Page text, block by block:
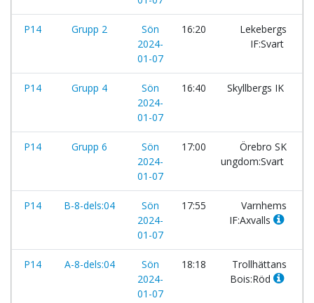
P14 Grupp 2
Sön
2024-
01-07
16:20
Lekebergs
IF:Svart
P14 Grupp 4
Sön
2024-
01-07
16:40 Skyllbergs IK
P14 Grupp 6
Sön
2024-
01-07
17:00
Örebro SK
ungdom:Svart
P14 B-8-dels:04
Sön
2024-
01-07
17:55
Varnhems
IF:Axvalls
P14 A-8-dels:04
Sön
2024-
01-07
18:18
Trollhättans
Bois:Röd